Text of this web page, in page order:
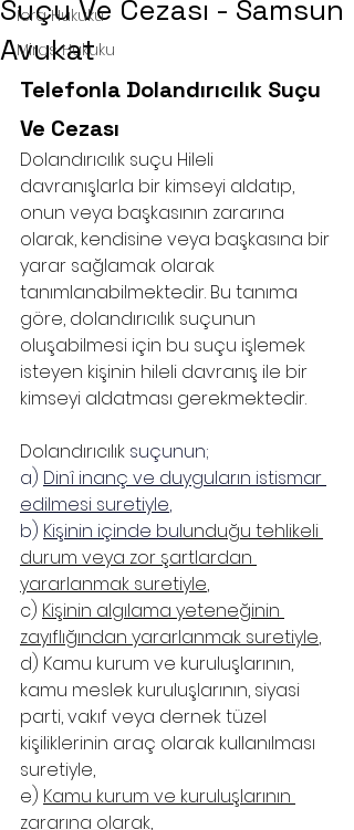
İcra Hukuku
Miras Hukuku
Suçu Ve Cezası - Samsun
Avukat
Telefonla Dolandırıcılık Suçu
Ve Cezası
Dolandırıcılık suçu Hileli
davranışlarla bir kimseyi aldatıp,
onun veya başkasının zararına
olarak, kendisine veya başkasına bir
yarar sağlamak olarak
tanımlanabilmektedir. Bu tanıma
göre, dolandırıcılık suçunun
oluşabilmesi için bu suçu işlemek
isteyen kişinin hileli davranış ile bir
kimseyi aldatması gerekmektedir.
Dolandırıcılık suçunun;
a) Dinî inanç ve duyguların istismar
edilmesi suretiyle,
b) Kişinin içinde bulunduğu tehlikeli
durum veya zor şartlardan
yararlanmak suretiyle,
c) Kişinin algılama yeteneğinin
zayıflığından yararlanmak suretiyle,
d) Kamu kurum ve kuruluşlarının,
kamu meslek kuruluşlarının, siyasi
parti, vakıf veya dernek tüzel
kişiliklerinin araç olarak kullanılması
suretiyle,
e) Kamu kurum ve kuruluşlarının
zararına olarak,